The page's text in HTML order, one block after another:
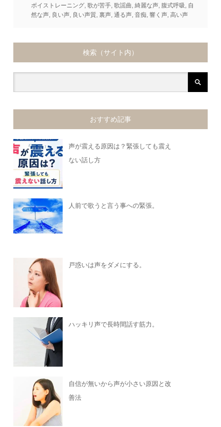
ボイストレーニング ,歌が苦手 ,歌謡曲 ,綺麗な声 腹式呼吸 自
然な声 良い声 良い声質 ,裏声 ,通る声 ,音痴 ,響く声 ,高い声
検索（サイト内）
おすすめ記事
声が震える原因は？緊張しても震え
ない話し方
人前で歌うと言う事への緊張。
戸惑いは声をダメにする。
ハッキリ声で長時間話す筋力。
自信が無いから声が小さい原因と改
善法